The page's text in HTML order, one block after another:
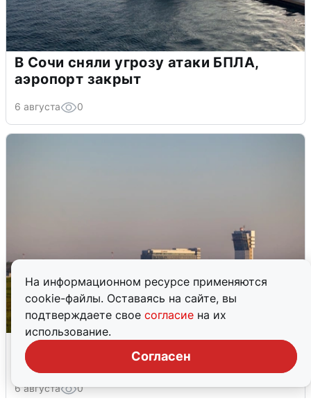
На информационном ресурсе применяются
cookie-файлы. Оставаясь на сайте, вы
подтверждаете свое согласие на их
использование.
Согласен
В Сочи сняли угрозу атаки БПЛА,
аэропорт закрыт
6 августа 0
Кольцово закрыли после сигнала
ракетной опасности
6 августа 0